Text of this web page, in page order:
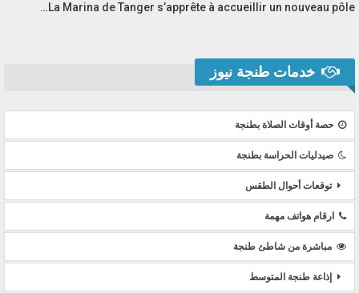
La Marina de Tanger s’apprête à accueillir un nouveau pôle…
خدمات طنجة نيوز
حصة أوقات الصلاة بطنجة
صيدليات الحراسة بطنجة
توقعات أحوال الطقس
ارقام هواتف مهمة
مباشرة من شاطئ طنجة
إذاعة طنجة المتوسط